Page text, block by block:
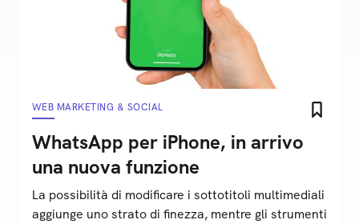
WEB MARKETING & SOCIAL
WhatsApp per iPhone, in arrivo
una nuova funzione
La possibilità di modificare i sottotitoli multimediali
aggiunge uno strato di finezza, mentre gli strumenti